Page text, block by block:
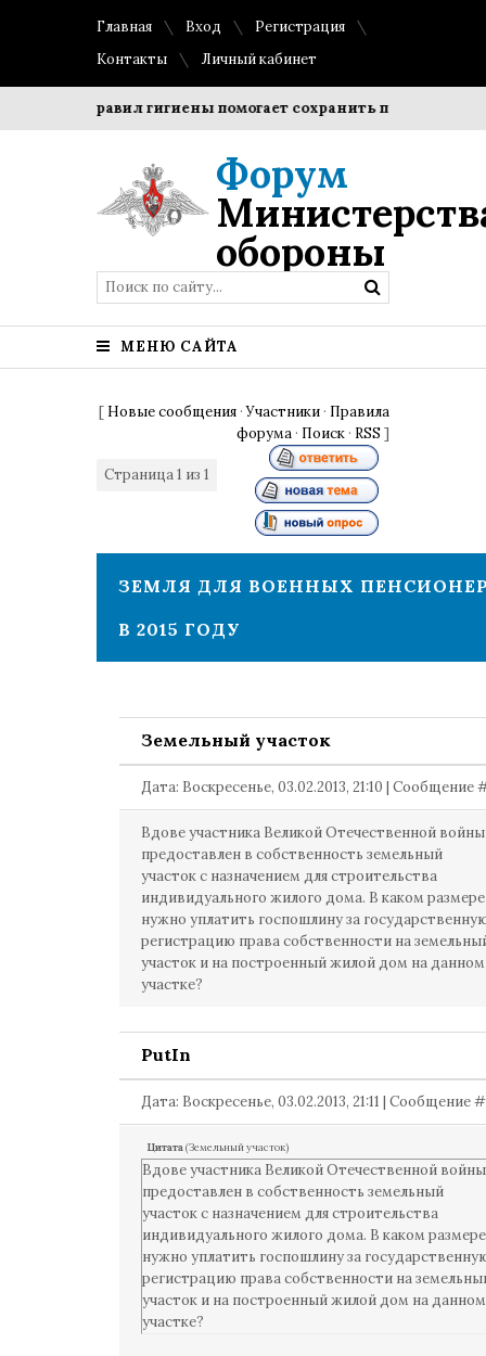
Главная Вход
Регистрация
Контакты
Личный кабинет
правил гигиены помогает сохранить прозрачность и
Форум
обороны
МЕНЮ САЙТА
[ Новые сообщения ·Участники · Правила
форума · Поиск · RSS ]
Страница1 из 1
ЗЕМЛЯ ДЛЯ ВОЕННЫХ
В 2015 ГОДУ
Земельный участок
Дата: Воскресенье, 03.02.2013, 21:10 | Сообщение
Вдове участника Великой Отечественной войны
предоставлен в собственность земельный
участок с назначением для строительства
индивидуального жилого дома. В каком размере
нужно уплатить госпошлину за
регистрацию права собственности на
участок и на построенный жилой дом на данном
участке?
PutIn
Дата: Воскресенье, 03.02.2013, 21:11 | Сообщение
Цитата(Земельный участок)
Вдове участника Великой Отечественной войны
предоставлен в собственность земельный
участок с назначением для строительства
индивидуального жилого дома. В каком размере
нужно уплатить госпошлину за
регистрацию права собственности на
участок и на построенный жилой дом на данном
участке?